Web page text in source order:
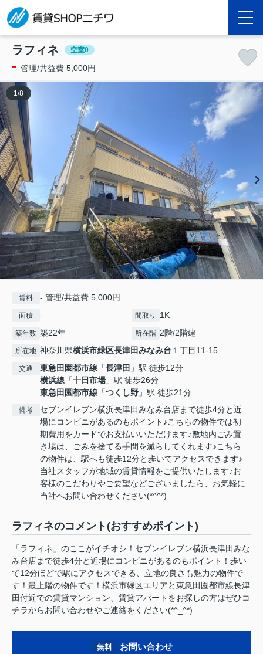
ラフィネ 空室0
- 管理/共益費 5,000円
1 /8
賃料 - 管理/共益費 5,000円
面積 - 間取り 1K
築年数 築22年 所在階 2階/2階建
所在地 神奈川県横浜市緑区長津田みなみ台 １丁目11-15
交通 東急田園都市線 「長津田 」駅 徒歩12分
横浜線 「十日市場」駅 徒歩26分
東急田園都市線 「つくし野 」駅 徒歩21分
備考
セブンイレブン横浜長津田みなみ台店まで徒歩4分と近
場にコンビニがあるのもポイント♪こちらの物件では初
期費用をカードでお支払いいただけます♪敷地内ごみ置
き場は、ごみを捨てる手間を減らしてくれます♪こちら
の物件は、駅へも徒歩12分と歩いてアクセスできます♪
当社スタッフが地域の賃貸情報をご提供いたします♪お
客様のこだわりやご要望などございましたら、お気軽に
当社へお問い合わせください(*^^*)
ラフィネのコメント(おすすめポイント)
「ラフィネ」のここがイチオシ！セブンイレブン横浜長津田みな
み台店まで徒歩4分と近場にコンビニがあるのもポイント！歩い
て12分ほどで駅にアクセスできる、立地の良さも魅力の物件で
す！最上階の物件です！横浜市緑区エリアと東急田園都市線長津
田付近での賃貸マンション、賃貸アパートをお探しの方はぜひコ
チラからお問い合わせやご連絡をください(*^_^*)
無料 お問い合わせ